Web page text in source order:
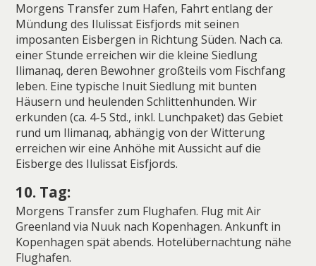
Morgens Transfer zum Hafen, Fahrt entlang der
Mündung des Ilulissat Eisfjords mit seinen
imposanten Eisbergen in Richtung Süden. Nach ca.
einer Stunde erreichen wir die kleine Siedlung
Ilimanaq, deren Bewohner großteils vom Fischfang
leben. Eine typische Inuit Siedlung mit bunten
Häusern und heulenden Schlittenhunden. Wir
erkunden (ca. 4-5 Std., inkl. Lunchpaket) das Gebiet
rund um Ilimanaq, abhängig von der Witterung
erreichen wir eine Anhöhe mit Aussicht auf die
Eisberge des Ilulissat Eisfjords.
10. Tag:
Morgens Transfer zum Flughafen. Flug mit Air
Greenland via Nuuk nach Kopenhagen. Ankunft in
Kopenhagen spät abends. Hotelübernachtung nähe
Flughafen.